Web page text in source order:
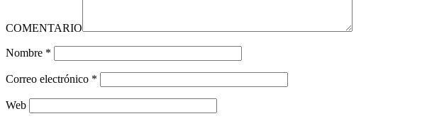
COMENTARIO
Nombre *
Correo electrónico *
Web